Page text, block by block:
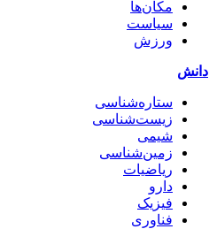
مکان‌ها
سیاست
ورزش
دانش
ستاره‌شناسی
زیست‌شناسی
شیمی
زمین‌شناسی
ریاضیات
دارو
فیزیک
فناوری